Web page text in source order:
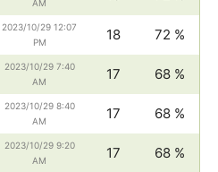
AM
2023/10/29 12:07
PM
18 72 %
2023/10/29 7:40
AM
17 68 %
2023/10/29 8:40
AM
17 68 %
2023/10/29 9:20
AM
17 68 %